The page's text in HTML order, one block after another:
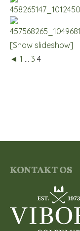
[Show slideshow]
◄ 1 ... 3 4
KONTAKT OS